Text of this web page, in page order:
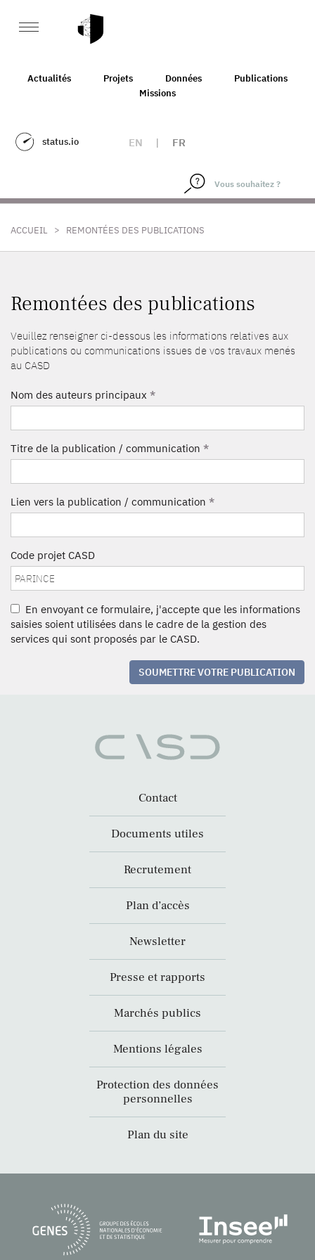
Actualités Projets Données
Publications
Missions
status.io EN | FR
ACCUEIL > REMONTÉES DES PUBLICATIONS
Remontées des publications
Veuillez renseigner ci-dessous les informations relatives aux
publications ou communications issues de vos travaux menés
au CASD
Nom des auteurs principaux *
Titre de la publication / communication *
Lien vers la publication / communication *
Code projet CASD
En envoyant ce formulaire, j'accepte que les informations
saisies soient utilisées dans le cadre de la gestion des
services qui sont proposés par le CASD.
SOUMETTRE VOTRE PUBLICATION
Contact
Documents utiles
Recrutement
Plan d’accès
Newsletter
Presse et rapports
Marchés publics
Mentions légales
Protection des données
personnelles
Plan du site